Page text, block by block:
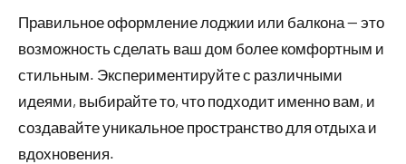
Правильное оформление лоджии или балкона — это
возможность сделать ваш дом более комфортным и
стильным. Экспериментируйте с различными
идеями, выбирайте то, что подходит именно вам, и
создавайте уникальное пространство для отдыха и
вдохновения.